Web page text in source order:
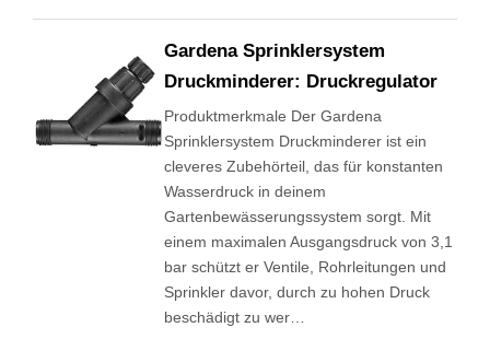
Gardena Sprinklersystem
Druckminderer: Druckregulator
Produktmerkmale Der Gardena
Sprinklersystem Druckminderer ist ein
cleveres Zubehörteil, das für konstanten
Wasserdruck in deinem
Gartenbewässerungssystem sorgt. Mit
einem maximalen Ausgangsdruck von 3,1
bar schützt er Ventile, Rohrleitungen und
Sprinkler davor, durch zu hohen Druck
beschädigt zu wer…